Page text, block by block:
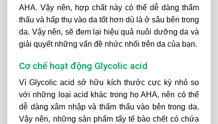
AHA. Vậy nên, hợp chất này có thể dễ dàng thẩm
thấu và hấp thụ vào da tốt hơn dù là ở sâu bên trong
da. Vậy nên, sẽ đem lại hiệu quả nuôi dưỡng da và
giải quyết những vấn đề nhức nhối trên da của bạn.
Cơ chế hoạt động Glycolic acid
Vì Glycolic acid sở hữu kích thước cực kỳ nhỏ so
với những loại acid khác trong họ AHA, nên có thể
dễ dàng xâm nhập và thẩm thấu vào bên trong da.
Vậy nên, những sản phẩm tẩy tế bào chết có chứa